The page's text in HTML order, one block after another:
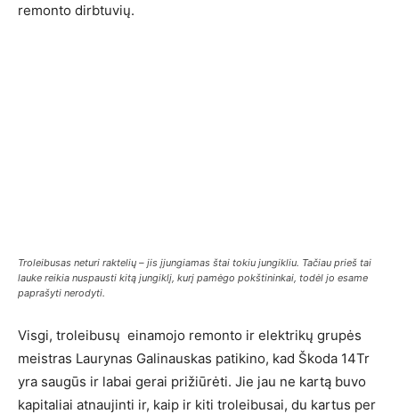
remonto dirbtuvių.
Troleibusas neturi raktelių – jis įjungiamas štai tokiu jungikliu. Tačiau prieš tai
lauke reikia nuspausti kitą jungiklį, kurį pamėgo pokštininkai, todėl jo esame
paprašyti nerodyti.
Visgi, troleibusų einamojo remonto ir elektrikų grupės
meistras Laurynas Galinauskas patikino, kad Škoda 14Tr
yra saugūs ir labai gerai prižiūrėti. Jie jau ne kartą buvo
kapitaliai atnaujinti ir, kaip ir kiti troleibusai, du kartus per